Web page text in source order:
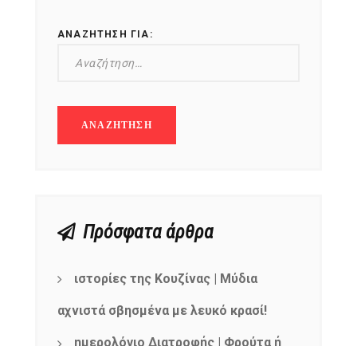
ΑΝΑΖΉΤΗΣΗ ΓΙΑ:
Πρόσφατα άρθρα
ιστορίες της Κουζίνας | Μύδια
αχνιστά σβησμένα με λευκό κρασί!
ημερολόγιο Διατροφής | Φρούτα ή